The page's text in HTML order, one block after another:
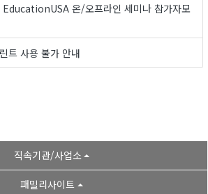
EducationUSA 온/오프라인 세미나 참가자모
트 사용 불가 안내
직속기관/사업소
패밀리사이트